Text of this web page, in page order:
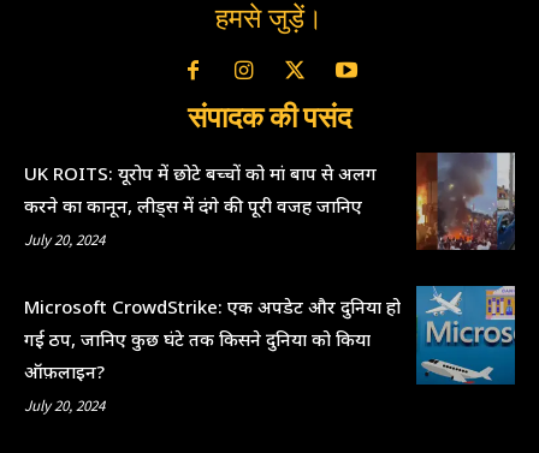
हमसे जुड़ें।
संपादक की पसंद
UK ROITS: यूरोप में छोटे बच्चों को मां बाप से अलग
करने का कानून, लीड्स में दंगे की पूरी वजह जानिए
July 20, 2024
Microsoft CrowdStrike: एक अपडेट और दुनिया हो
गई ठप, जानिए कुछ घंटे तक किसने दुनिया को किया
ऑफ़लाइन?
July 20, 2024